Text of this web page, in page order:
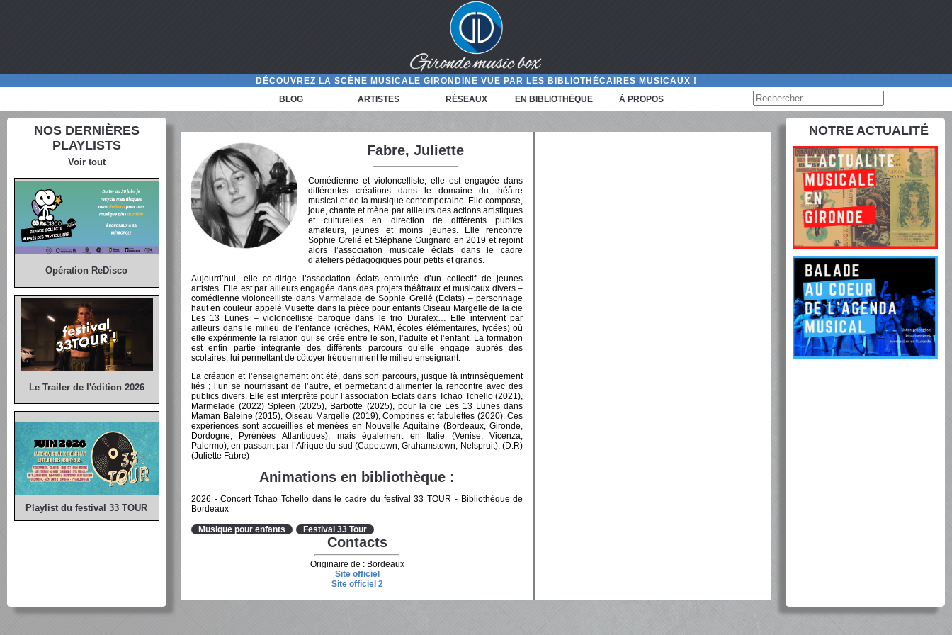
DÉCOUVREZ LA SCÈNE MUSICALE GIRONDINE VUE PAR LES BIBLIOTHÉCAIRES MUSICAUX !
BLOG
ARTISTES RÉSEAUX EN BIBLIOTHÈQUE À PROPOS
NOS DERNIÈRES
PLAYLISTS
Voir tout
Opération ReDisco
Le Trailer de l'édition 2026
Playlist du festival 33 TOUR
Fabre, Juliette
Comédienne et violoncelliste, elle est engagée dans
différentes créations dans le domaine du théâtre
musical et de la musique contemporaine. Elle compose,
joue, chante et mène par ailleurs des actions artistiques
et culturelles en direction de différents publics
amateurs, jeunes et moins jeunes. Elle rencontre
Sophie Grelié et Stéphane Guignard en 2019 et rejoint
alors l’association musicale éclats dans le cadre
d’ateliers pédagogiques pour petits et grands.
Aujourd’hui, elle co-dirige l’association éclats entourée d’un collectif de jeunes
artistes. Elle est par ailleurs engagée dans des projets théâtraux et musicaux divers –
comédienne violoncelliste dans Marmelade de Sophie Grelié (Eclats) – personnage
haut en couleur appelé Musette dans la pièce pour enfants Oiseau Margelle de la cie
Les 13 Lunes – violoncelliste baroque dans le trio Duralex… Elle intervient par
ailleurs dans le milieu de l’enfance (crèches, RAM, écoles élémentaires, lycées) où
elle expérimente la relation qui se crée entre le son, l’adulte et l’enfant. La formation
est enfin partie intégrante des différents parcours qu’elle engage auprès des
scolaires, lui permettant de côtoyer fréquemment le milieu enseignant.
La création et l’enseignement ont été, dans son parcours, jusque là intrinsèquement
liés ; l’un se nourrissant de l’autre, et permettant d’alimenter la rencontre avec des
publics divers. Elle est interprète pour l’association Eclats dans Tchao Tchello (2021),
Marmelade (2022) Spleen (2025), Barbotte (2025), pour la cie Les 13 Lunes dans
Maman Baleine (2015), Oiseau Margelle (2019), Comptines et fabulettes (2020). Ces
expériences sont accueillies et menées en Nouvelle Aquitaine (Bordeaux, Gironde,
Dordogne, Pyrénées Atlantiques), mais également en Italie (Venise, Vicenza,
Palermo), en passant par l’Afrique du sud (Capetown, Grahamstown, Nelspruit). (D.R)
(Juliette Fabre)
Animations en bibliothèque :
2026 - Concert Tchao Tchello dans le cadre du festival 33 TOUR - Bibliothèque de
Bordeaux
Musique pour enfants Festival 33 Tour
Contacts
Originaire de : Bordeaux
Site officiel
Site officiel 2
NOTRE ACTUALITÉ